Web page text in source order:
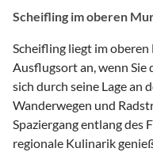
Scheifling im oberen
Scheifling liegt im
Ausflugsort an, wenn Sie
sich durch seine Lage an
Wanderwegen und
Spaziergang entlang des
regionale Kulinarik